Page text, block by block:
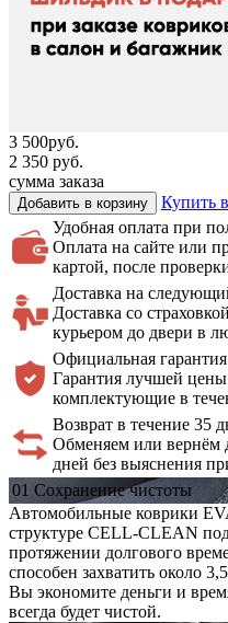
3 500руб.
2 350 руб.
сумма заказа
Добавить в корзину
Купить
Удобная оплата при
Оплата на сайте или
картой, после
Доставка на
Доставка со
курьером до двери в
Официальная
Гарантия лучшей цены
комплектующие в
Возврат в течение 35
Обменяем или вернём
дней без выяснения
01 Сохранение чистоты
Автомобильные коврики
структуре CELL-CLEAN
протяжении долгового
способен захватить около
Вы экономите деньги и
всегда будет чистой.